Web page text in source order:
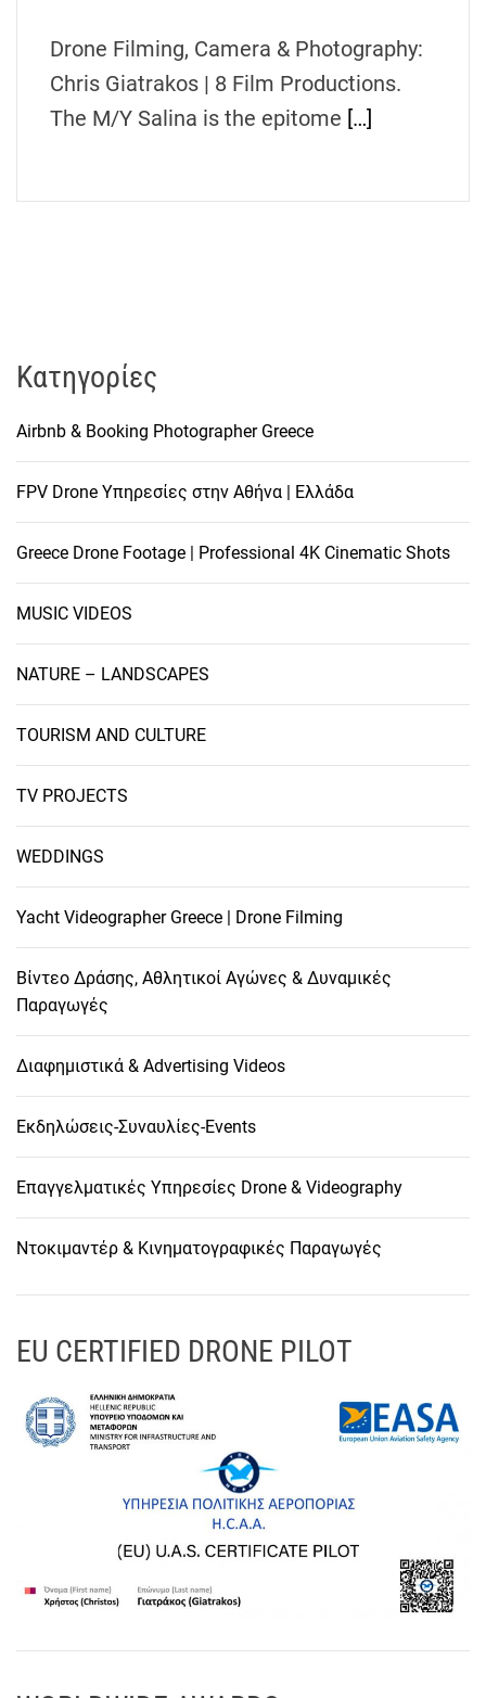
Drone Filming, Camera & Photography:
Chris Giatrakos | 8 Film Productions.
The M/Y Salina is the epitome […]
Kατηγορίες
Airbnb & Booking Photographer Greece
FPV Drone Υπηρεσίες στην Αθήνα | Ελλάδα
Greece Drone Footage | Professional 4K Cinematic Shots
MUSIC VIDEOS
NATURE – LANDSCAPES
TOURISM AND CULTURE
TV PROJECTS
WEDDINGS
Yacht Videographer Greece | Drone Filming
Βίντεο Δράσης, Αθλητικοί Αγώνες & Δυναμικές
Παραγωγές
Διαφημιστικά & Advertising Videos
Εκδηλώσεις-Συναυλίες-Events
Επαγγελματικές Υπηρεσίες Drone & Videography
Ντοκιμαντέρ & Κινηματογραφικές Παραγωγές
EU CERTIFIED DRONE PILOT